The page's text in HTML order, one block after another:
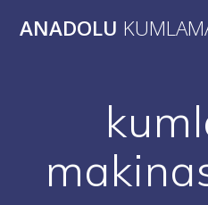
ANADOLU